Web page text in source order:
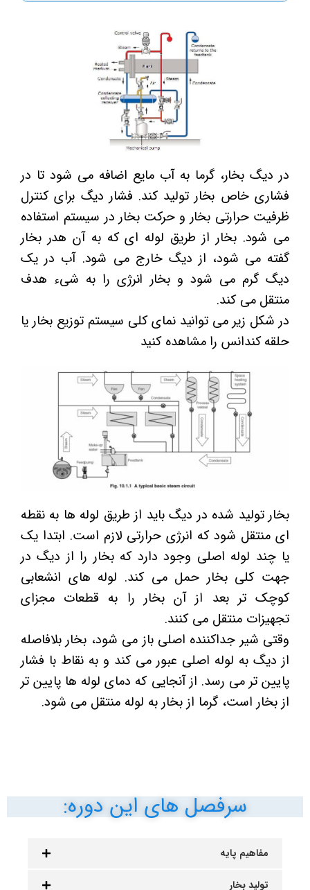
در دیگ بخار، گرما به آب مایع اضافه می شود تا در
فشاری خاص بخار تولید کند. فشار دیگ برای کنترل
ظرفیت حرارتی بخار و حرکت بخار در سیستم استفاده
می شود. بخار از طریق لوله ای که به آن هدر بخار
گفته می شود، از دیگ خارج می شود.آب در یک
دیگ گرم می شود و بخار انرژی را به شیء هدف
منتقل می کند.
در شکل زیر می توانید نمای کلی سیستم توزیع بخار یا
حلقه کندانس را مشاهده کنید
بخار تولید شده در دیگ باید از طریق لوله ها به نقطه
ای منتقل شود که انرژی حرارتی لازم است. ابتدا یک
یا چند لوله اصلی وجود دارد که بخار را از دیگ در
جهت کلی بخار حمل می کند. لوله های انشعابی
کوچک تر بعد از آن بخار را به قطعات مجزای
تجهیزات منتقل می کنند.
وقتی شیر جداکننده اصلی باز می شود، بخار بلافاصله
از دیگ به لوله اصلی عبور می کند و به نقاط با فشار
پایین تر می رسد. از آنجایی که دمای لوله ها پایین تر
از بخار است، گرما از بخار به لوله منتقل می شود.
سرفصل های این دوره:
مفاهیم پایه
تولید بخار